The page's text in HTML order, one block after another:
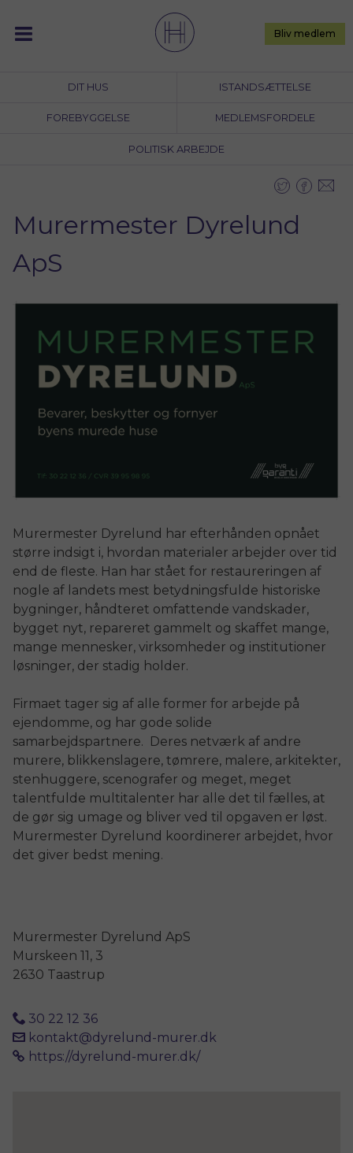
content
DIT HUS ISTANDSÆTTELSE
FOREBYGGELSE MEDLEMSFORDELE
POLITISK ARBEJDE
Bliv medlem
Murermester Dyrelund
ApS
Murermester Dyrelund har efterhånden opnået
større indsigt i, hvordan materialer arbejder over tid
end de fleste. Han har stået for restaureringen af
nogle af landets mest betydningsfulde historiske
bygninger, håndteret omfattende vandskader,
bygget nyt, repareret gammelt og skaffet mange,
mange mennesker, virksomheder og institutioner
løsninger, der stadig holder.
Firmaet tager sig af alle former for arbejde på
ejendomme, og har gode solide
samarbejdspartnere. Deres netværk af andre
murere, blikkenslagere, tømrere, malere, arkitekter,
stenhuggere, scenografer og meget, meget
talentfulde multitalenter har alle det til fælles, at
de gør sig umage og bliver ved til opgaven er løst.
Murermester Dyrelund koordinerer arbejdet, hvor
det giver bedst mening.
Murermester Dyrelund ApS
Murskeen 11, 3
2630 Taastrup
30 22 12 36
kontakt@dyrelund-murer.dk
https://dyrelund-murer.dk/